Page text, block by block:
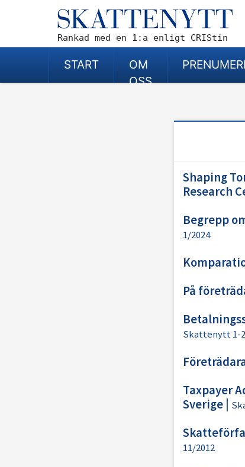
Rankad med en 1:a enligt CRIStin
START
OM
OSS
Shaping
Research
Begrepp
1/2024
På
Skattenytt 1-
Taxpayer
Sverige|
11/2012